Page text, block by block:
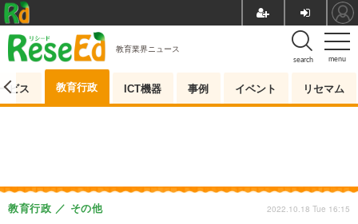
menu
search
教育業界ニュース
ビス 教育行政 ICT機器 事例 イベント リセマム
教育行政 その他 2022.10.18 Tue 16:15